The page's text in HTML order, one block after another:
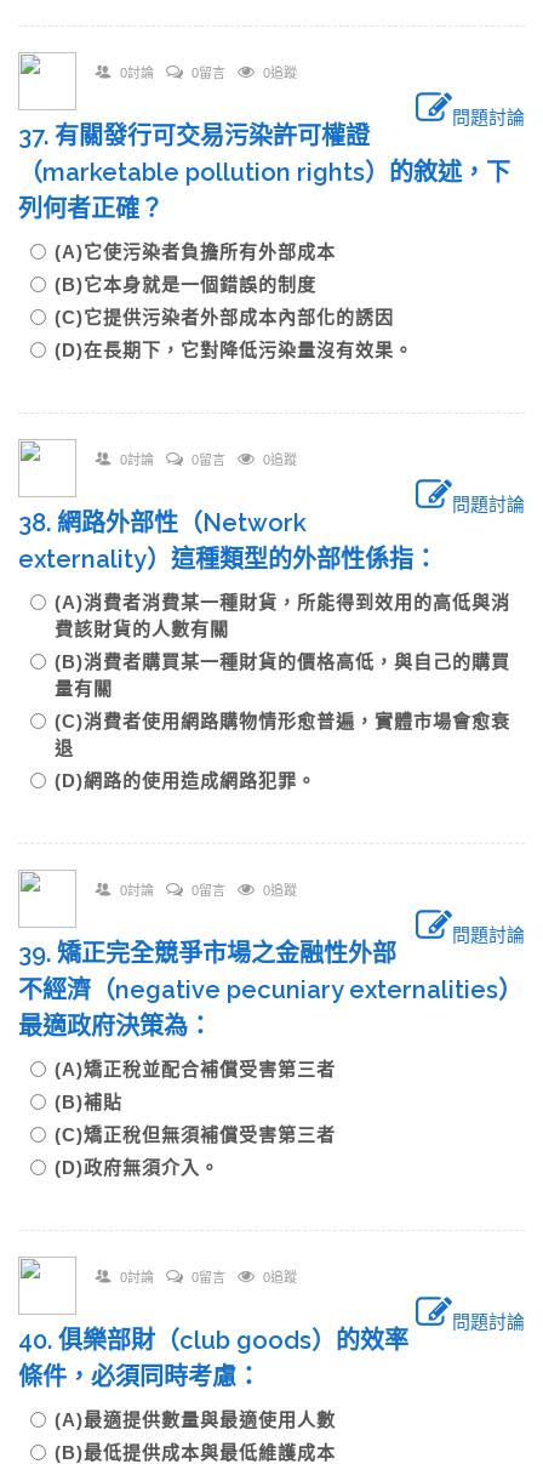
0討論 0留言 0追蹤
問題討論
37. 有關發行可交易污染許可權證
（marketable pollution rights）的敘述，下
列何者正確？
(A)它使污染者負擔所有外部成本
(B)它本身就是一個錯誤的制度
(C)它提供污染者外部成本內部化的誘因
(D)在長期下，它對降低污染量沒有效果。
0討論 0留言 0追蹤
問題討論
38. 網路外部性（Network
externality）這種類型的外部性係指：
(A)消費者消費某一種財貨，所能得到效用的高低與消
費該財貨的人數有關
(B)消費者購買某一種財貨的價格高低，與自己的購買
量有關
(C)消費者使用網路購物情形愈普遍，實體市場會愈衰
退
(D)網路的使用造成網路犯罪。
0討論 0留言 0追蹤
問題討論
39. 矯正完全競爭市場之金融性外部
不經濟（negative pecuniary externalities）
最適政府決策為：
(A)矯正稅並配合補償受害第三者
(B)補貼
(C)矯正稅但無須補償受害第三者
(D)政府無須介入。
0討論 0留言 0追蹤
問題討論
40. 俱樂部財（club goods）的效率
條件，必須同時考慮：
(A)最適提供數量與最適使用人數
(B)最低提供成本與最低維護成本